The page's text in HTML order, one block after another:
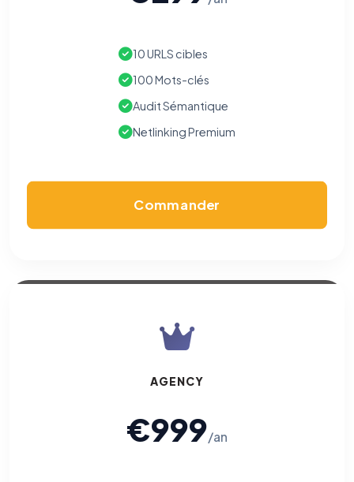
10 URLS cibles
100 Mots-clés
Audit Sémantique
Netlinking Premium
Commander
AGENCY
€999/an
Nous aident à comprendre comment vous utilisez le site
Cookies marketing
Permettent d'afficher des publicités pertinentes et de
mesurer l'efficacité de nos campagnes (Google Ads,
Meta/Facebook). Vous pouvez les refuser sans impact sur
Les e-mails peuvent contenir un pixel d'ouverture et des liens
pixels 2026 / FAQ juillet 2026).Ce suivi n'est pas géré par ce
opposer : utilisez lelien dédié en pied de chaque courriel(« Pour